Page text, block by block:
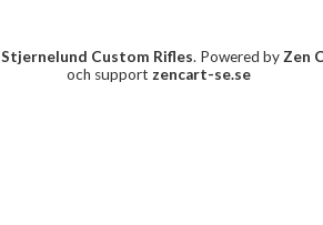
Stjernelund Custom Rifles. Powered by Zen
och support zencart-se.se